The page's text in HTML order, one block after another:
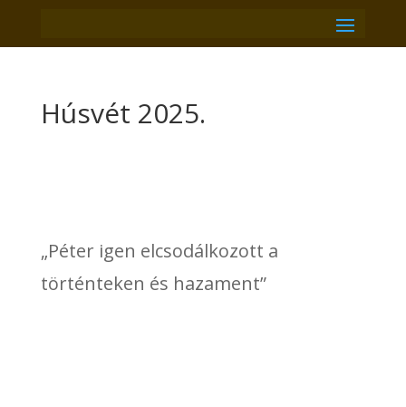
Húsvét 2025.
„Péter igen elcsodálkozott a
történteken és hazament”